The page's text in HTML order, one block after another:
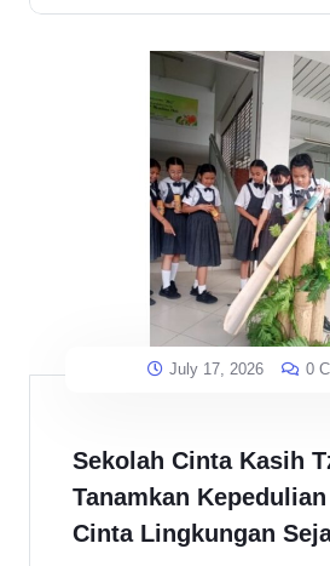
July 17, 2026 0
Sekolah Cinta Kasih
Tanamkan
Cinta Lingkungan